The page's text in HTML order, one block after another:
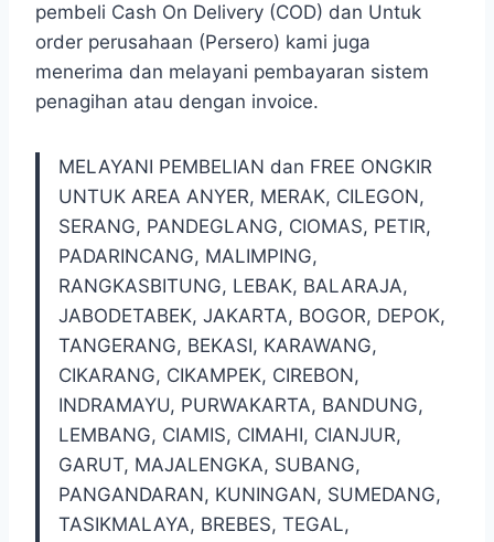
pembeli Cash On Delivery (COD) dan Untuk
order perusahaan (Persero) kami juga
menerima dan melayani pembayaran sistem
penagihan atau dengan invoice.
MELAYANI PEMBELIAN dan FREE ONGKIR
UNTUK AREA ANYER, MERAK, CILEGON,
SERANG, PANDEGLANG, CIOMAS, PETIR,
PADARINCANG, MALIMPING,
RANGKASBITUNG, LEBAK, BALARAJA,
JABODETABEK, JAKARTA, BOGOR, DEPOK,
TANGERANG, BEKASI, KARAWANG,
CIKARANG, CIKAMPEK, CIREBON,
INDRAMAYU, PURWAKARTA, BANDUNG,
LEMBANG, CIAMIS, CIMAHI, CIANJUR,
GARUT, MAJALENGKA, SUBANG,
PANGANDARAN, KUNINGAN, SUMEDANG,
TASIKMALAYA, BREBES, TEGAL,